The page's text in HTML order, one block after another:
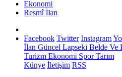
Ekonomi
Resmî İlan
Facebook Twitter Instagram
İlan Güncel Lapseki Belde Ve
Turizm Ekonomi SporTarım
Künye İletişim RSS